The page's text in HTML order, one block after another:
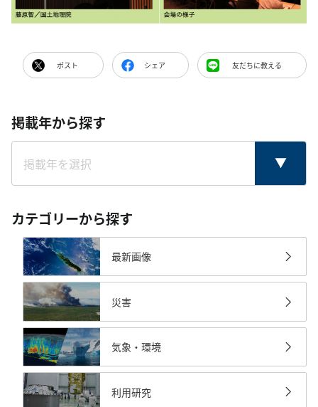
ポスト シェア 友だちに教える
掲載年から探す
カテゴリーから探す
最新画像
災害
気象・環境
利用研究